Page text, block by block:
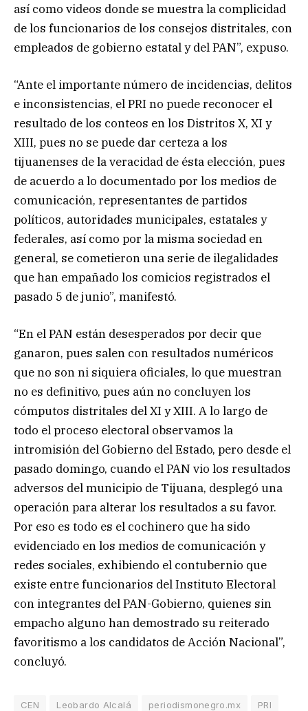
así como videos donde se muestra la complicidad
de los funcionarios de los consejos distritales, con
empleados de gobierno estatal y del PAN”, expuso.
“Ante el importante número de incidencias, delitos
e inconsistencias, el PRI no puede reconocer el
resultado de los conteos en los Distritos X, XI y
XIII, pues no se puede dar certeza a los
tijuanenses de la veracidad de ésta elección, pues
de acuerdo a lo documentado por los medios de
comunicación, representantes de partidos
políticos, autoridades municipales, estatales y
federales, así como por la misma sociedad en
general, se cometieron una serie de ilegalidades
que han empañado los comicios registrados el
pasado 5 de junio”, manifestó.
“En el PAN están desesperados por decir que
ganaron, pues salen con resultados numéricos
que no son ni siquiera oficiales, lo que muestran
no es definitivo, pues aún no concluyen los
cómputos distritales del XI y XIII. A lo largo de
todo el proceso electoral observamos la
intromisión del Gobierno del Estado, pero desde el
pasado domingo, cuando el PAN vio los resultados
adversos del municipio de Tijuana, desplegó una
operación para alterar los resultados a su favor.
Por eso es todo es el cochinero que ha sido
evidenciado en los medios de comunicación y
redes sociales, exhibiendo el contubernio que
existe entre funcionarios del Instituto Electoral
con integrantes del PAN-Gobierno, quienes sin
empacho alguno han demostrado su reiterado
favoritismo a los candidatos de Acción Nacional”,
concluyó.
CEN Leobardo Alcalá periodismonegro.mx PRI